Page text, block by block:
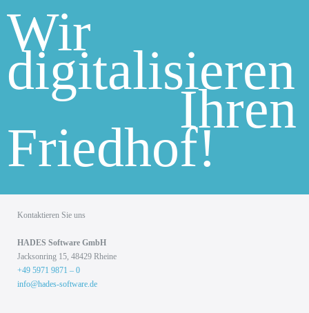
Wir
digitalisieren
Ihren
Friedhof!
Kontaktieren Sie uns
HADES Soft­ware GmbH
Jack­son­ring 15, 48429 Rhei­ne
+49 5971 9871 – 0
info@hades-software.de